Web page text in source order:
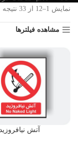
نمایش 1–12 از 33 نتیجه
مشاهده فیلترها
آتش نیافروزید